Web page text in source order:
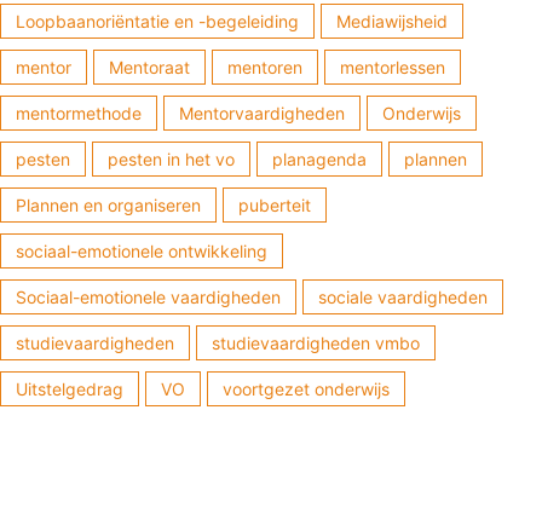
Loopbaanoriëntatie en -begeleiding Mediawijsheid
mentor Mentoraat mentoren mentorlessen
mentormethode Mentorvaardigheden Onderwijs
pesten pesten in het vo planagenda plannen
Plannen en organiseren puberteit
sociaal-emotionele ontwikkeling
Sociaal-emotionele vaardigheden sociale vaardigheden
studievaardigheden studievaardigheden vmbo
Uitstelgedrag VO voortgezet onderwijs